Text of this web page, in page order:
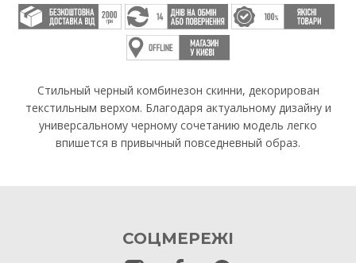
Стильный черный комбинезон скинни, декорирован
текстильным верхом. Благодаря актуальному дизайну и
универсальному черному сочетанию модель легко
впишется в привычный повседневный образ.
СОЦМЕРЕЖІ